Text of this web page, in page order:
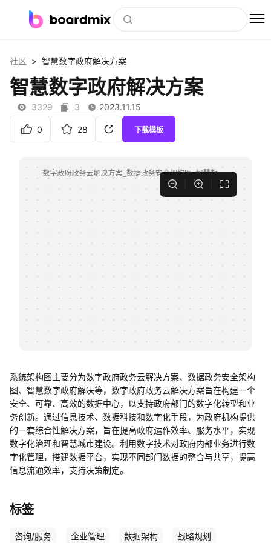
社区资源
下载
支持
帮助中心
知识分享社区
社区 > 智慧数字政府解决方案
智慧数字政府解决方案
3329 3 2023.11.15
0 28 下载模板
系统架构图主要分为数字政府政务云解决方案、数据政务安全架构
图、智慧数字政府解决等，数字政府政务云解决方案旨在构建一个
安全、可靠、高效的数据中心，以支持政府部门的数字化转型和业
务创新。通过信息技术、数据科技和数字化手段，为政府机构提供
的一套综合性解决方案，旨在提高政府运作效率、服务水平，实现
数字化治理和智慧城市建设。利用数字技术对政府内部业务进行数
字化管理，搭建数据平台，实现不同部门数据的整合与共享，提高
信息流通效率，支持决策制定。
标签
咨询/服务 企业管理 数据架构 战略规划